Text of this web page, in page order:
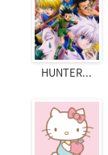
HUNTER...